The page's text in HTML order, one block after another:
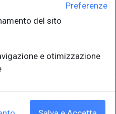
- P.E.C.: ateneo@pec.units.it
Preferenze
del sito
e otimizzazione